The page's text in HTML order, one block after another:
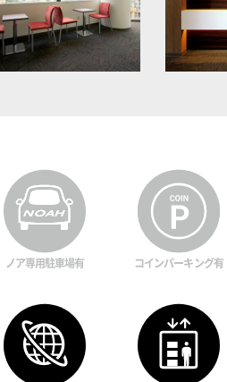
ノア専用駐車場有 コインパーキング有